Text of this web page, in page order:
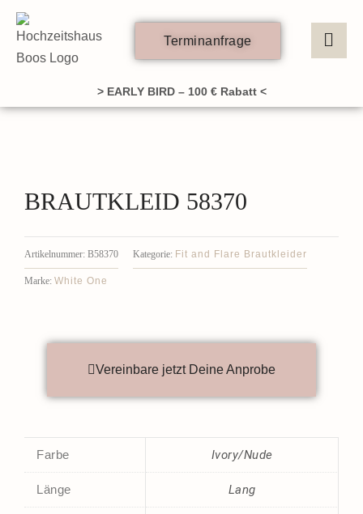
Zum
Inhalt
springen
Terminanfrage
> EARLY BIRD – 100 € Rabatt <
BRAUTKLEID 58370
Artikelnummer: B58370 Kategorie: Fit and Flare Brautkleider
Marke: White One
Vereinbare jetzt Deine Anprobe
Farbe Ivory/Nude
Länge Lang